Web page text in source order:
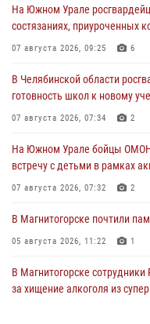
На Южном Урале
состязаниях, приуроченных
07 августа 2026, 09:25 6
В Челябинской области
готовность школ к новому
07 августа 2026, 07:34 2
На Южном Урале бойцы ОМОН
встречу с детьми в рамках
07 августа 2026, 07:32 2
В Магнитогорске почтили
05 августа 2026, 11:22 1
В Магнитогорске
за хищение алкоголя из